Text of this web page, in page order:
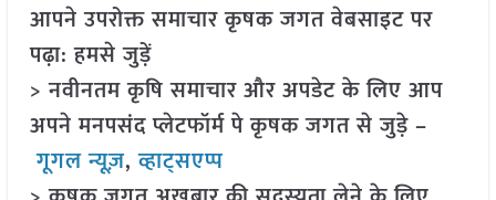
आपने उपरोक्त समाचार कृषक जगत वेबसाइट पर
पढ़ा: हमसे जुड़ें
> नवीनतम कृषि समाचार और अपडेट के लिए आप
अपने मनपसंद प्लेटफॉर्म पे कृषक जगत से जुड़े –
गूगल न्यूज़,व्हाट्सएप्प